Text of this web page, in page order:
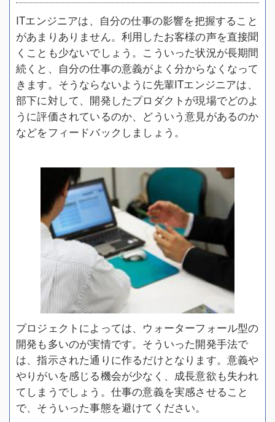
ITエンジニアは、自分の仕事の影響を把握すること
があまりありません。利用したお客様の声を直接聞
くことも少ないでしょう。こういった状況が長期間
続くと、自分の仕事の意義がよく分からなくなって
きます。そうならないように先輩ITエンジニアは、
部下に対して、開発したプロダクトが現場でどのよ
うに評価されているのか、どういう意見があるのか
などをフィードバックしましょう。
プロジェクトによっては、ウォーターフォール型の
開発も多いのが実情です。そういった開発手法で
は、指示された通りに作るだけとなります。意義や
やりがいを感じる機会が少なく、成長意欲も失われ
てしまうでしょう。仕事の意義を実感させること
で、そういった事態を避けてください。